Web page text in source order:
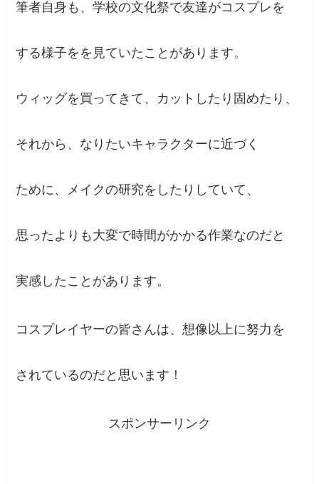
筆者自身も、学校の文化祭で友達がコスプレを
する様子をを見ていたことがあります。
ウィッグを買ってきて、カットしたり固めたり、
それから、なりたいキャラクターに近づく
ために、メイクの研究をしたりしていて、
思ったよりも大変で時間がかかる作業なのだと
実感したことがあります。
コスプレイヤーの皆さんは、想像以上に努力を
されているのだと思います！
スポンサーリンク